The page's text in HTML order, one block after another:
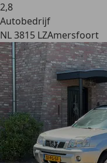
2,8
Autobedrijf
NL 3815 LZAmersfoort